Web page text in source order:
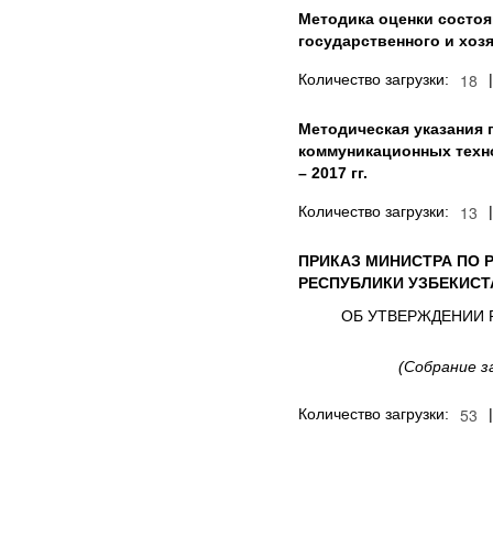
Методика оценки
государственного и
Количество загрузки:
Методическая
коммуникационных
– 2017 гг.
Количество загрузки:
ПРИКАЗ МИНИСТРА ПО
РЕСПУБЛИКИ
ОБ УТВЕРЖДЕНИИ
(Собрание
Количество загрузки: